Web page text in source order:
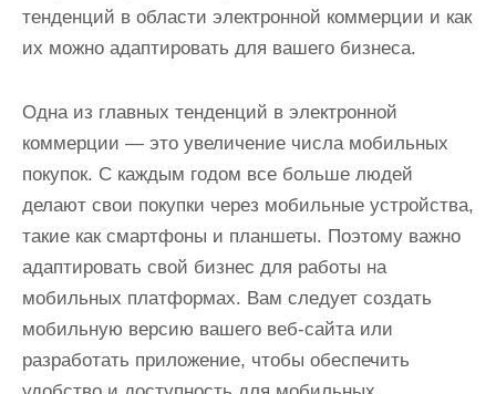
тенденций в области электронной коммерции и как
их можно адаптировать для вашего бизнеса.
Одна из главных тенденций в электронной
коммерции — это увеличение числа мобильных
покупок. С каждым годом все больше людей
делают свои покупки через мобильные устройства,
такие как смартфоны и планшеты. Поэтому важно
адаптировать свой бизнес для работы на
мобильных платформах. Вам следует создать
мобильную версию вашего веб-сайта или
разработать приложение, чтобы обеспечить